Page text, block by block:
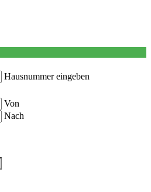
Hausnummer eingeben
Von
Nach